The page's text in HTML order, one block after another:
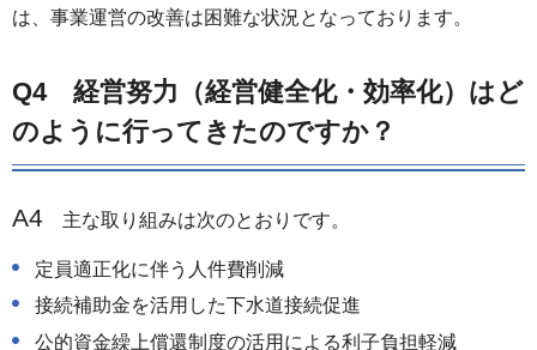
は、事業運営の改善は困難な状況となっております。
Q4 経営努力（経営健全化・効率化）はど
のように行ってきたのですか？
A4 主な取り組みは次のとおりです。
定員適正化に伴う人件費削減
接続補助金を活用した下水道接続促進
公的資金繰上償還制度の活用による利子負担軽減